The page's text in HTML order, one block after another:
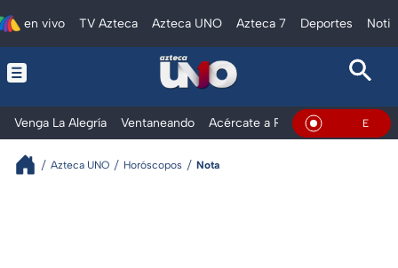
en vivo TV Azteca Azteca UNO Azteca 7 Deportes
Venga La Alegría Ventaneando Acércate a Rocío Al Extremo
En Vivo
Azteca UNO Horóscopos Nota